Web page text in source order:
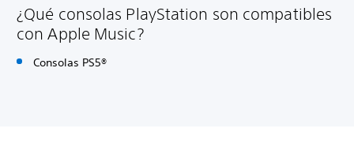
¿Qué consolas PlayStation son compatibles
con Apple Music?
Consolas PS5®